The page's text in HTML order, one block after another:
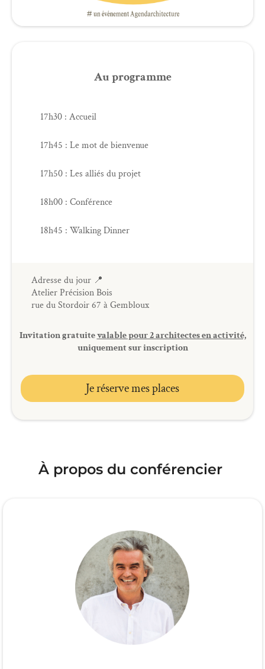
Au programme
17h30 : Accueil
17h45 : Le mot de bienvenue
17h50 : Les alliés du projet
18h00 : Conférence
18h45 : Walking Dinner
Adresse du jour 📍
Atelier Précision Bois
rue du Stordoir 67 à Gembloux
Invitation gratuitevalable pour 2 architectes en activité,
uniquement sur inscription
Je réserve mes places
À propos du conférencier